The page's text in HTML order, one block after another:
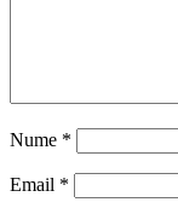
Nume *
Email *